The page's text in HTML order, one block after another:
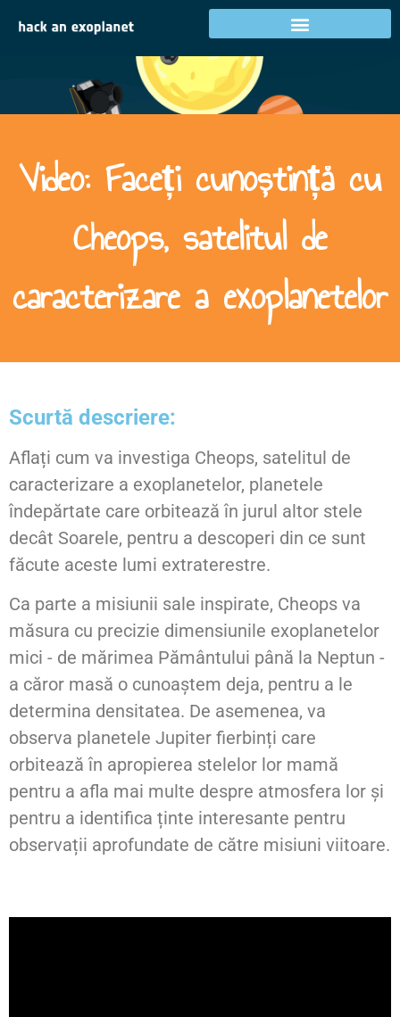
Video: Faceți cunoștință cu
Cheops, satelitul de
caracterizare a exoplanetelor
Scurtă descriere:
Aflați cum va investiga Cheops, satelitul de
caracterizare a exoplanetelor, planetele
îndepărtate care orbitează în jurul altor stele
decât Soarele, pentru a descoperi din ce sunt
făcute aceste lumi extraterestre.
Ca parte a misiunii sale inspirate, Cheops va
măsura cu precizie dimensiunile exoplanetelor
mici - de mărimea Pământului până la Neptun -
a căror masă o cunoaștem deja, pentru a le
determina densitatea. De asemenea, va
observa planetele Jupiter fierbinți care
orbitează în apropierea stelelor lor mamă
pentru a afla mai multe despre atmosfera lor și
pentru a identifica ținte interesante pentru
observații aprofundate de către misiuni viitoare.